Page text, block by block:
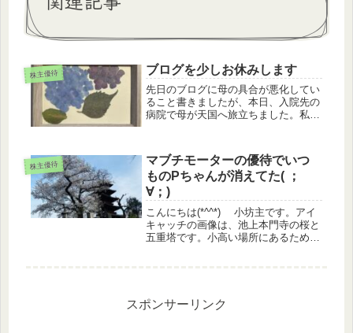
株主優待 ブログを少しお休みします
先日のブログに母の具合が悪化してい
ること書きましたが、本日、入院先の
病院で母が天国へ旅立ちました。私が
一緒に花束を作ったり、料理を習った
り、十分にお別れする時間も取れて、
大...
株主優待
マブチモーターの優待でいつ
ものPちゃんが消えてた( ；
∀；)
こんにちは(*^^*) 小坊主です。アイ
キャッチの画像は、池上本門寺の桜と
五重塔です。小高い場所にあるため、
スポンサーリンク